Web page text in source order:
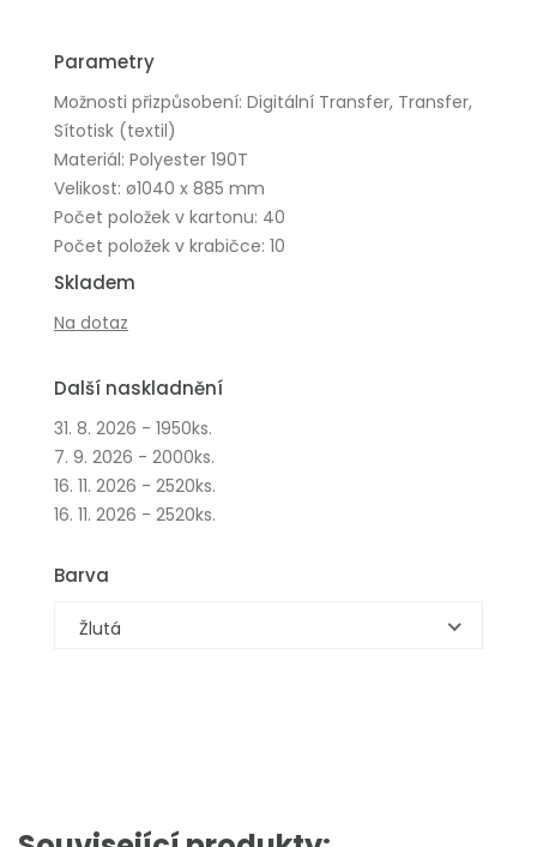
Parametry
Možnosti přizpůsobení: Digitální Transfer, Transfer,
Sítotisk (textil)
Materiál: Polyester 190T
Velikost: ø1040 x 885 mm
Počet položek v kartonu: 40
Počet položek v krabičce: 10
Skladem
Na dotaz
Další naskladnění
31. 8. 2026 - 1950ks.
7. 9. 2026 - 2000ks.
16. 11. 2026 - 2520ks.
16. 11. 2026 - 2520ks.
Barva
Žlutá